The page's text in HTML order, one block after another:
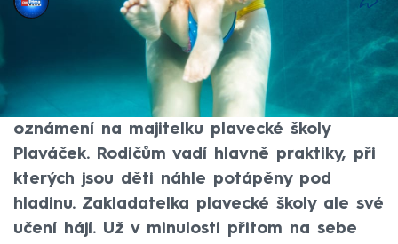
31. čvc 2024, 22:02
Kontroverzní metody na kurzech plavání
jsou důvodem, proč se několik stovek matek
spojilo na sociálních sítích a podalo trestní
oznámení na majitelku plavecké školy
Plaváček. Rodičům vadí hlavně praktiky, při
kterých jsou děti náhle potápěny pod
hladinu. Zakladatelka plavecké školy ale své
učení hájí. Už v minulosti přitom na sebe